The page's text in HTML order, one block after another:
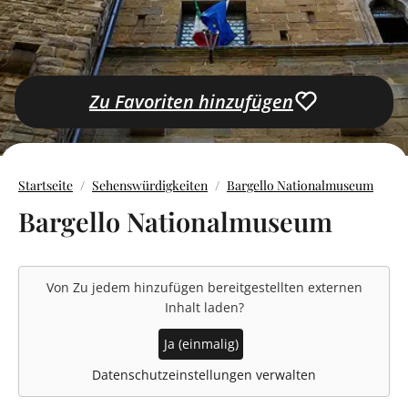
Zu Favoriten hinzufügen
Startseite Sehenswürdigkeiten Bargello Nationalmuseum
Bargello Nationalmuseum
Von Zu jedem hinzufügen bereitgestellten externen
Inhalt laden?
Ja (einmalig)
Datenschutzeinstellungen verwalten